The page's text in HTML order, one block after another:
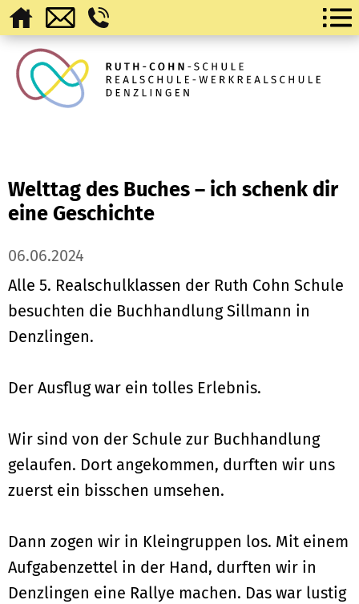
Welttag des Buches – ich schenk dir
eine Geschichte
06.06.2024
Alle 5. Realschulklassen der Ruth Cohn Schule
besuchten die Buchhandlung Sillmann in
Denzlingen.
Der Ausflug war ein tolles Erlebnis.
Wir sind von der Schule zur Buchhandlung
gelaufen. Dort angekommen, durften wir uns
zuerst ein bisschen umsehen.
Dann zogen wir in Kleingruppen los. Mit einem
Aufgabenzettel in der Hand, durften wir in
Denzlingen eine Rallye machen. Das war lustig